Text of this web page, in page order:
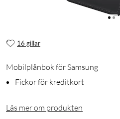
16 gillar
Mobilplånbok för Samsung
Fickor för kreditkort
Läs mer om produkten